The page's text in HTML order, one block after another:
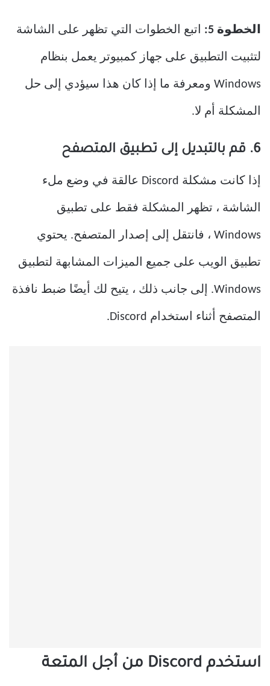
الخطوة 5: اتبع الخطوات التي تظهر على الشاشة
لتثبيت التطبيق على جهاز كمبيوتر يعمل بنظام
Windows ومعرفة ما إذا كان هذا سيؤدي إلى حل
المشكلة أم لا.
6. قم بالتبديل إلى تطبيق المتصفح
إذا كانت مشكلة Discord عالقة في وضع ملء
الشاشة ، تظهر المشكلة فقط على تطبيق
Windows ، فانتقل إلى إصدار المتصفح. يحتوي
تطبيق الويب على جميع الميزات المشابهة لتطبيق
Windows. إلى جانب ذلك ، يتيح لك أيضًا ضبط نافذة
المتصفح أثناء استخدام Discord.
استخدم Discord من أجل المتعة